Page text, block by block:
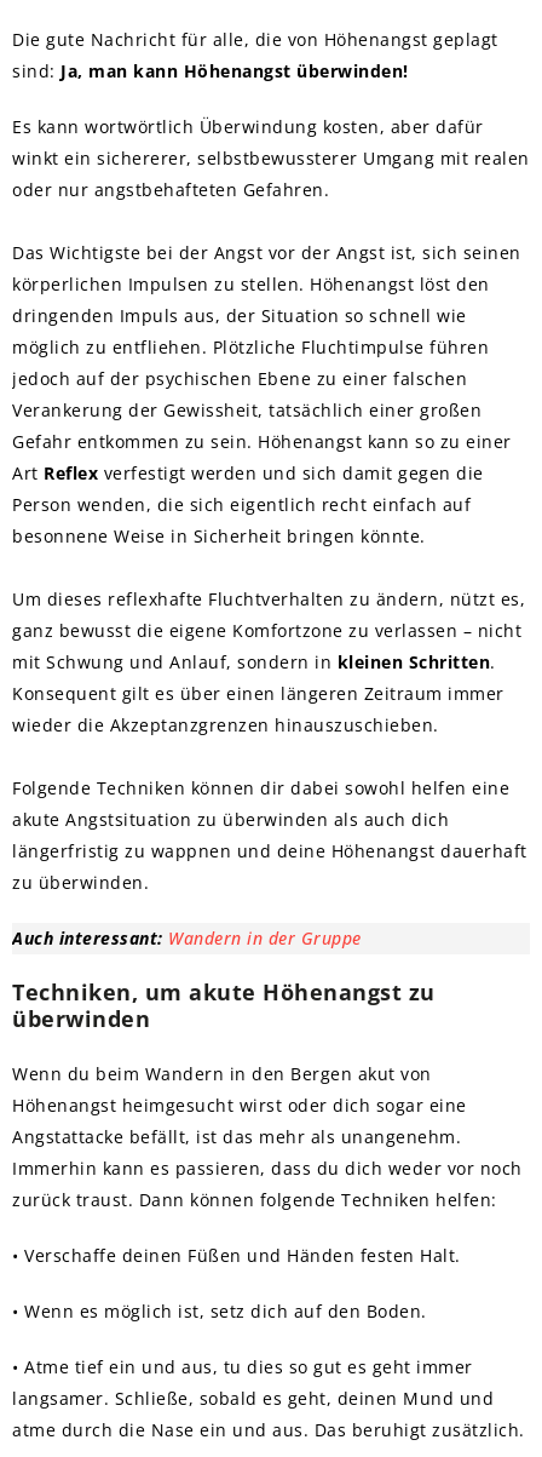
Die gute Nachricht für alle, die von Höhenangst geplagt
sind: Ja, man kann Höhenangst überwinden!
Es kann wortwörtlich Überwindung kosten, aber dafür
winkt ein sichererer, selbstbewussterer Umgang mit realen
oder nur angstbehafteten Gefahren.
Das Wichtigste bei der Angst vor der Angst ist, sich seinen
körperlichen Impulsen zu stellen. Höhenangst löst den
dringenden Impuls aus, der Situation so schnell wie
möglich zu entfliehen. Plötzliche Fluchtimpulse führen
jedoch auf der psychischen Ebene zu einer falschen
Verankerung der Gewissheit, tatsächlich einer großen
Gefahr entkommen zu sein. Höhenangst kann so zu einer
Art Reflex verfestigt werden und sich damit gegen die
Person wenden, die sich eigentlich recht einfach auf
besonnene Weise in Sicherheit bringen könnte.
Um dieses reflexhafte Fluchtverhalten zu ändern, nützt es,
ganz bewusst die eigene Komfortzone zu verlassen – nicht
mit Schwung und Anlauf, sondern in kleinen Schritten.
Konsequent gilt es über einen längeren Zeitraum immer
wieder die Akzeptanzgrenzen hinauszuschieben.
Folgende Techniken können dir dabei sowohl helfen eine
akute Angstsituation zu überwinden als auch dich
längerfristig zu wappnen und deine Höhenangst dauerhaft
zu überwinden.
Auch interessant: Wandern in der Gruppe
Techniken, um akute Höhenangst zu
überwinden
Wenn du beim Wandern in den Bergen akut von
Höhenangst heimgesucht wirst oder dich sogar eine
Angstattacke befällt, ist das mehr als unangenehm.
Immerhin kann es passieren, dass du dich weder vor noch
zurück traust. Dann können folgende Techniken helfen:
• Verschaffe deinen Füßen und Händen festen Halt.
• Wenn es möglich ist, setz dich auf den Boden.
• Atme tief ein und aus, tu dies so gut es geht immer
langsamer. Schließe, sobald es geht, deinen Mund und
atme durch die Nase ein und aus. Das beruhigt zusätzlich.